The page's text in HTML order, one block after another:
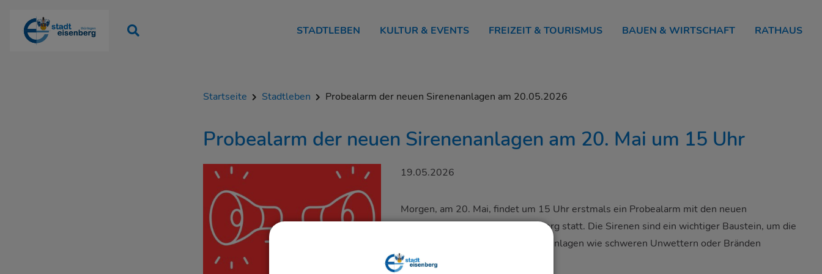
STADTLEBEN KULTUR & EVENTS FREIZEIT & TOURISMUS BAUEN & WIRTSCHAFT RATHAUS
Startseite Stadtleben Probealarm der neuen Sirenenanlagen am 20.05.2026
Probealarm der neuen Sirenenanlagen am 20. Mai um 15 Uhr
19.05.2026
Morgen, am 20. Mai, findet um 15 Uhr erstmals ein Probealarm mit den neuen
Sirenenanlagen der Stadt Eisenberg statt. Die Sirenen sind ein wichtiger Baustein, um die
Bevölkerung bei größeren Gefahrenlagen wie schweren Unwettern oder Bränden
zuverlässig zu warnen.